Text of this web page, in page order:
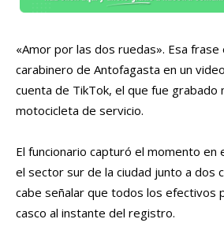
«Amor por las dos ruedas». Esa frase
carabinero de Antofagasta en un
cuenta de TikTok, el que fue grabado
motocicleta de servicio.
El funcionario capturó el momento en
el sector sur de la ciudad junto a dos
cabe señalar que todos los efectivos
casco al instante del registro.